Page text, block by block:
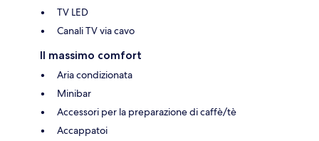
TV LED
Canali TV via cavo
Il massimo comfort
Aria condizionata
Minibar
Accessori per la preparazione di caffè/tè
Accappatoi